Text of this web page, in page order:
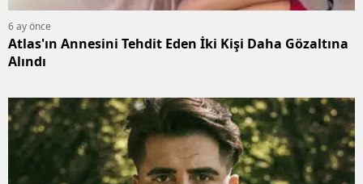
6 ay önce
Atlas'ın Annesini Tehdit Eden İki Kişi Daha Gözaltına
Alındı